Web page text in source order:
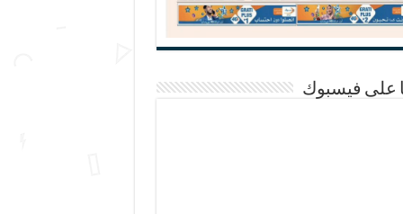
على فيسبوك